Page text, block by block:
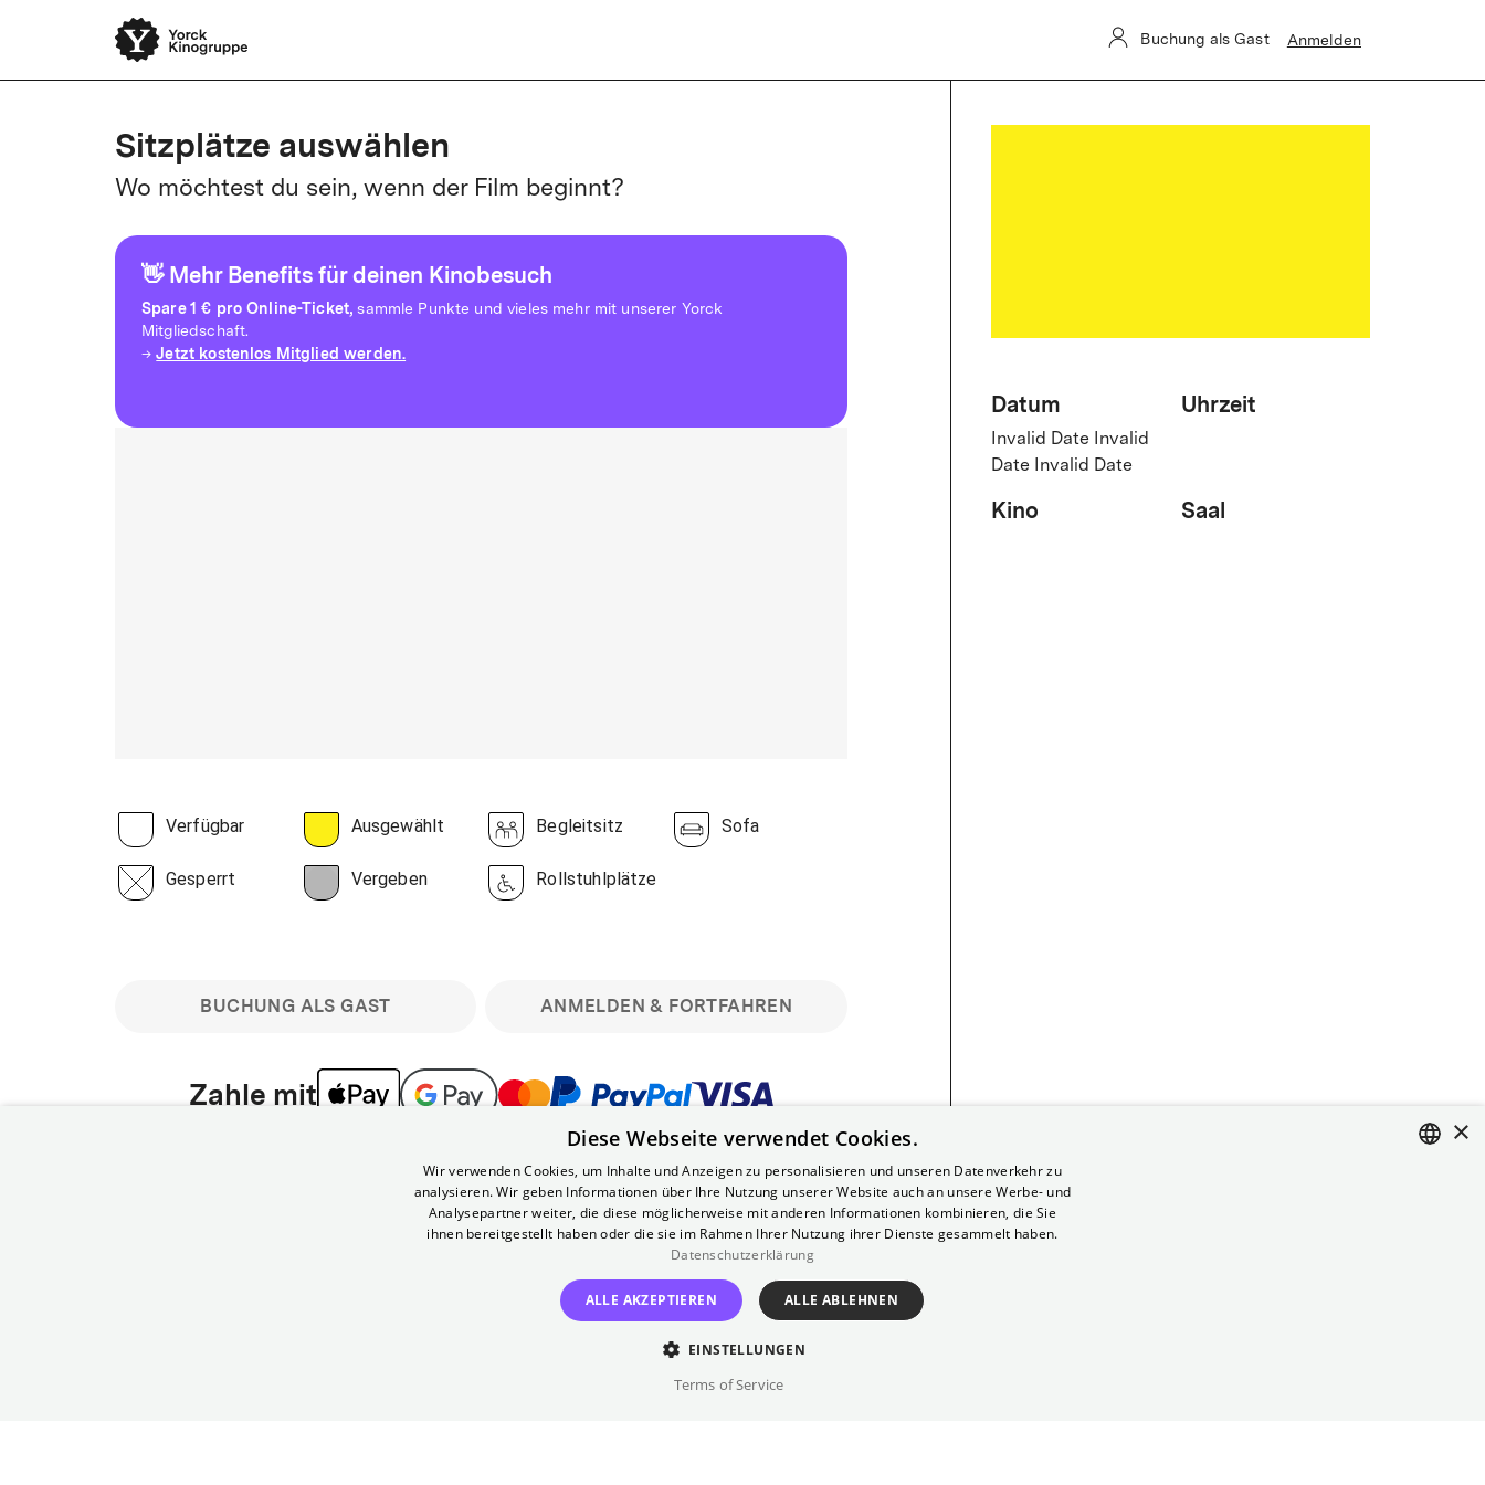
Buchung als Gast Anmelden
Sitzplätze auswählen
Wo möchtest du sein, wenn der Film beginnt?
👋 Mehr Benefits für deinen Kinobesuch
Spare1 € pro Online-Ticket, sammle Punkte und vieles mehr mit unserer Yorck
Mitgliedschaft.
→Jetzt kostenlos Mitglied werden.
Verfügbar Ausgewählt Begleitsitz Sofa
Gesperrt Vergeben Rollstuhlplätze
BUCHUNG ALS GAST ANMELDEN & FORTFAHREN
Zahle mit
Bitte beachte: Gastbuchungen sind nicht stornierbar. Registriere dich kostenlos für bis zu 90
min vor Filmbeginn stornierbare Tickets für reguläre Vorstellungen. Unlimited-Mitglied?
Melde dich an, um deine Benefits nutzen zu können.
Nur sofern du die Buchung angemeldet mit einem kostenlosen Yorck-Mitgliedskonto
Datum
Invalid Date Invalid
Date Invalid Date
Uhrzeit
Kino Saal
×
Diese Webseite verwendet Cookies.
Wir verwenden Cookies, um Inhalte und Anzeigen zu personalisieren und unseren Datenverkehr zu
analysieren. Wir geben Informationen über Ihre Nutzung unserer Website auch an unsere Werbe- und
Analysepartner weiter, die diese möglicherweise mit anderen Informationen kombinieren, die Sie
ihnen bereitgestellt haben oder die sie im Rahmen Ihrer Nutzung ihrer Dienste gesammelt haben.
Datenschutzerklärung
ALLE AKZEPTIEREN ALLE ABLEHNEN
EINSTELLUNGEN
Terms of Service